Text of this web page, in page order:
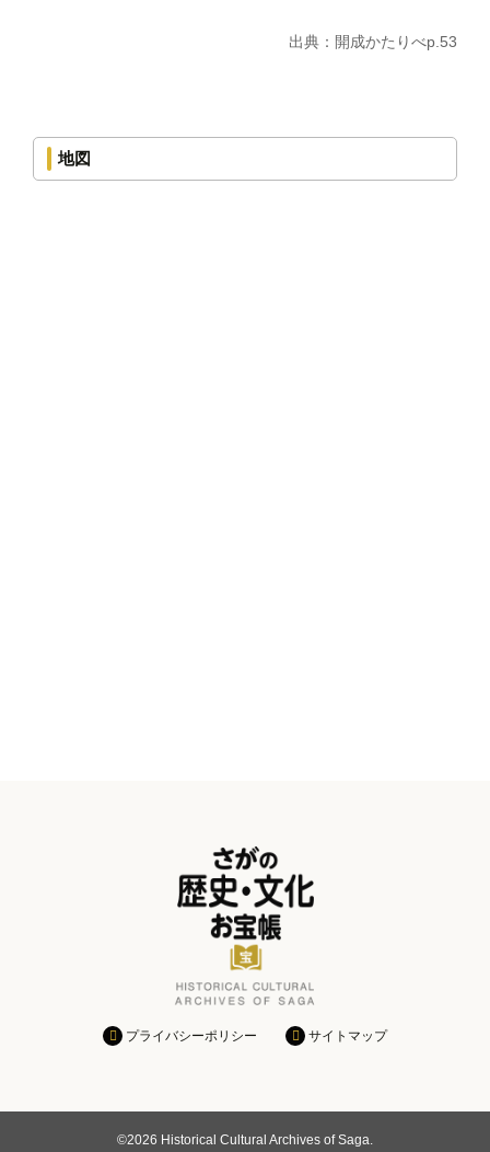
出典：開成かたりべp.53
地図
プライバシーポリシー サイトマップ
©2026 Historical Cultural Archives of Saga.